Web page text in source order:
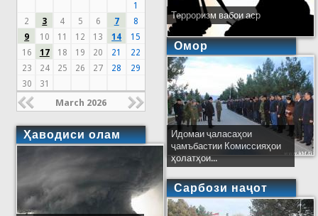
1
2
3 4 5 6 7
8
9
10 11 12 13 14
15
16
17 18 19 20 21
22
23
24 25 26 27 28
29
30
31
March 2026
Ҳаводиси олам
Терроризм вабои аср
Омор
Идомаи ҷаласаҳои
ҷамъбастии Комиссияҳои
ҳолатҳои...
Сарбози наҷот